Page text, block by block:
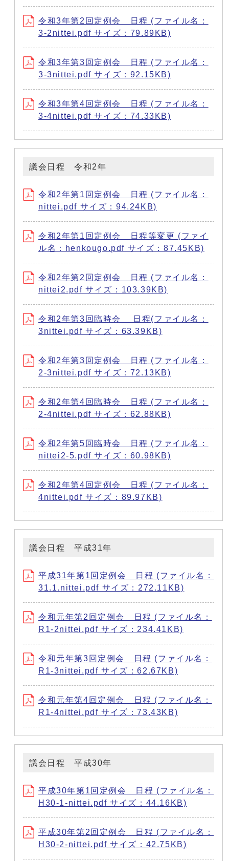
令和3年第2回定例会 日程 (ファイル名：
3-2nittei.pdf サイズ：79.89KB)
令和3年第3回定例会 日程 (ファイル名：
3-3nittei.pdf サイズ：92.15KB)
令和3年第4回定例会 日程 (ファイル名：
3-4nittei.pdf サイズ：74.33KB)
議会日程 令和2年
令和2年第1回定例会 日程 (ファイル名：
nittei.pdf サイズ：94.24KB)
令和2年第1回定例会 日程等変更 (ファイ
ル名：henkougo.pdf サイズ：87.45KB)
令和2年第2回定例会 日程 (ファイル名：
nittei2.pdf サイズ：103.39KB)
令和2年第3回臨時会 日程(ファイル名：
3nittei.pdf サイズ：63.39KB)
令和2年第3回定例会 日程 (ファイル名：
2-3nittei.pdf サイズ：72.13KB)
令和2年第4回臨時会 日程 (ファイル名：
2-4nittei.pdf サイズ：62.88KB)
令和2年第5回臨時会 日程 (ファイル名：
nittei2-5.pdf サイズ：60.98KB)
令和2年第4回定例会 日程 (ファイル名：
4nittei.pdf サイズ：89.97KB)
議会日程 平成31年
平成31年第1回定例会 日程 (ファイル名：
31.1.nittei.pdf サイズ：272.11KB)
令和元年第2回定例会 日程 (ファイル名：
R1-2nittei.pdf サイズ：234.41KB)
令和元年第3回定例会 日程 (ファイル名：
R1-3nittei.pdf サイズ：62.67KB)
令和元年第4回定例会 日程 (ファイル名：
R1-4nittei.pdf サイズ：73.43KB)
議会日程 平成30年
平成30年第1回定例会 日程 (ファイル名：
H30-1-nittei.pdf サイズ：44.16KB)
平成30年第2回定例会 日程 (ファイル名：
H30-2-nittei.pdf サイズ：42.75KB)